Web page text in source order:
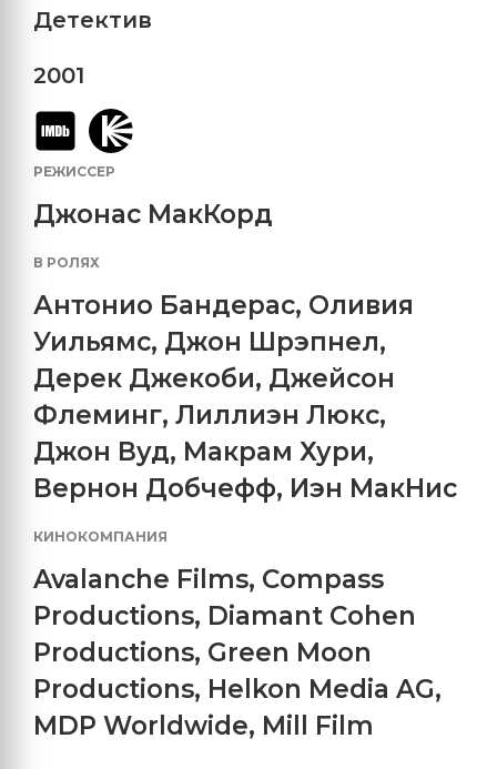
Детектив
2001
РЕЖИССЕР
Джонас МакКорд
В РОЛЯХ
Антонио Бандерас, Оливия
Уильямс, Джон Шрэпнел,
Дерек Джекоби, Джейсон
Флеминг, Лиллиэн Люкс,
Джон Вуд, Макрам Хури,
Вернон Добчефф, Иэн МакНис
КИНОКОМПАНИЯ
Avalanche Films, Compass
Productions, Diamant Cohen
Productions, Green Moon
Productions, Helkon Media AG,
MDP Worldwide, Mill Film